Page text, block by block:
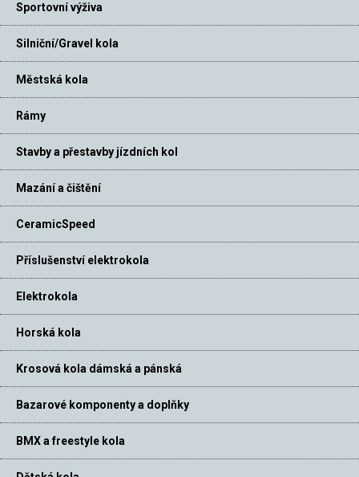
Sportovní výživa
Silniční/Gravel kola
Městská kola
Rámy
Stavby a přestavby jízdních kol
Mazání a čištění
CeramicSpeed
Příslušenství elektrokola
Elektrokola
Horská kola
Krosová kola dámská a pánská
Bazarové komponenty a doplňky
BMX a freestyle kola